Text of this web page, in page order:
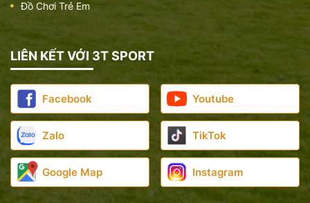
Đồ Chơi Trẻ Em
LIÊN KẾT VỚI 3T SPORT
Facebook Youtube
Zalo TikTok
Google Map Instagram